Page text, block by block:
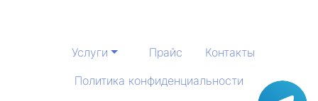
Услуги Прайс
Контакты
Политика конфиденциальности